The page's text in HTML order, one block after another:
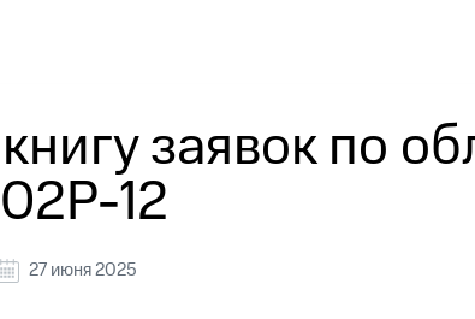
заявок по
12
27 июня 2025